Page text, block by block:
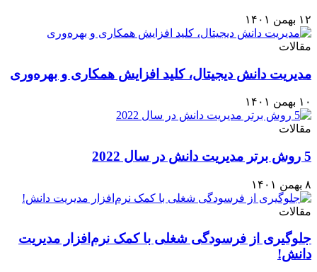
۱۲ بهمن ۱۴۰۱
مقالات
مدیریت دانش دیجیتال، کلید افزایش همکاری و بهره‌وری
۱۰ بهمن ۱۴۰۱
مقالات
5 روش برتر مدیریت دانش در سال 2022
۸ بهمن ۱۴۰۱
مقالات
جلوگیری از فرسودگی شغلی با کمک نرم‌افزار مدیریت
دانش!